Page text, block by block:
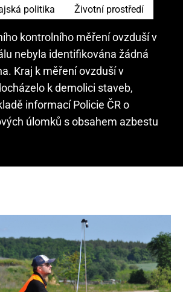
politika Životní prostředí
kontrolního měření ovzduší v
nebyla identifikována žádná
Kraj k měření ovzduší v
k demolici staveb,
informací Policie ČR o
úlomků s obsahem azbestu